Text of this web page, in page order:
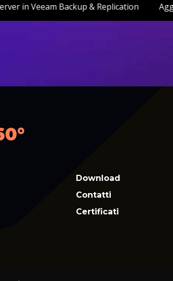
Server in Veeam Backup & Replication
Download
Contatti
Certificati